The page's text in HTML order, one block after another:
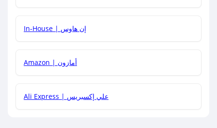
In-House | إن هاوس
Amazon | أمازون
Ali Express | علي إكسبريس